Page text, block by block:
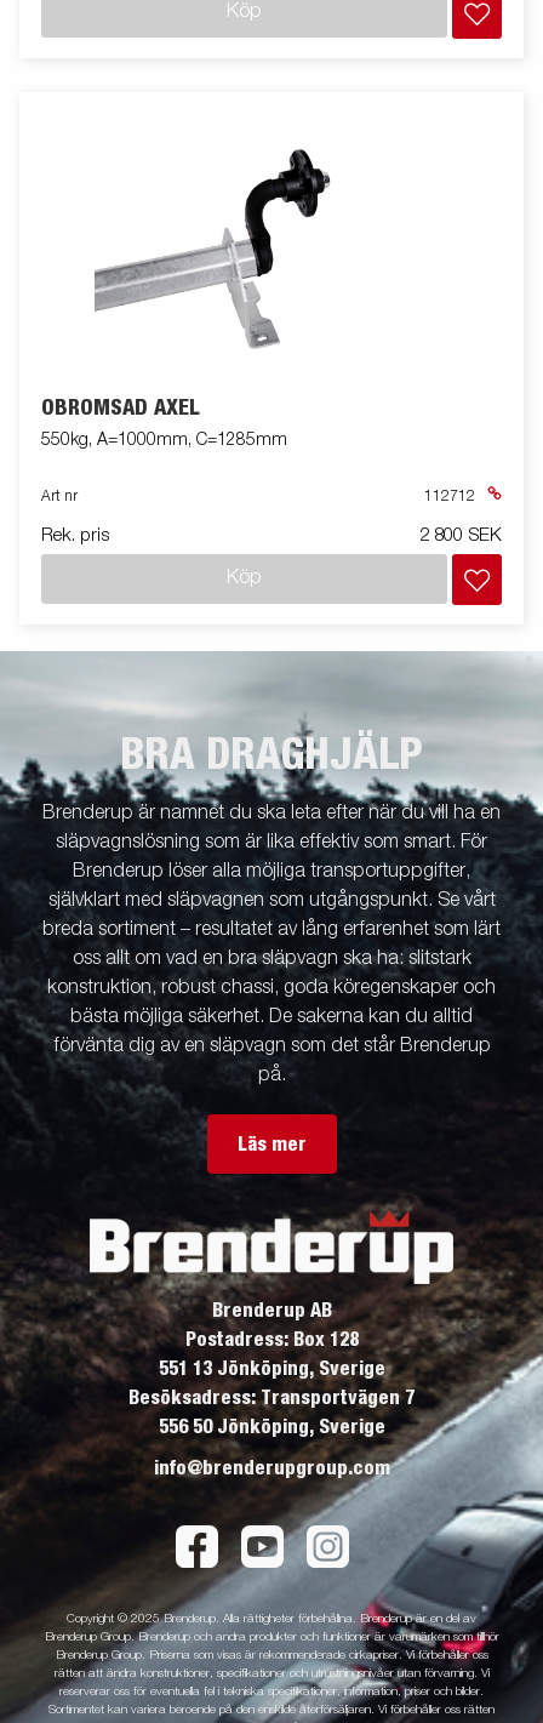
Köp
OBROMSAD AXEL
550kg, A=1000mm, C=1285mm
Art nr 112712
Rek. pris 2 800 SEK
Köp
BRA DRAGHJÄLP
Brenderup är namnet du ska leta efter när du vill ha en
släpvagnslösning som är lika effektiv som smart. För
Brenderup löser alla möjliga transportuppgifter,
självklart med släpvagnen som utgångspunkt. Se vårt
breda sortiment – resultatet av lång erfarenhet som lärt
oss allt om vad en bra släpvagn ska ha: slitstark
konstruktion, robust chassi, goda köregenskaper och
bästa möjliga säkerhet. De sakerna kan du alltid
förvänta dig av en släpvagn som det står Brenderup
på.
Läs mer
Brenderup AB
Postadress: Box 128
551 13 Jönköping, Sverige
Besöksadress: Transportvägen 7
556 50 Jönköping, Sverige
info@brenderupgroup.com
Copyright © 2025 Brenderup. Alla rättigheter förbehållna. Brenderup är en del av
Brenderup Group. Brenderup och andra produkter och funktioner är varumärken som tillhör
Brenderup Group. Priserna som visas är rekommenderade cirkapriser. Vi förbehåller oss
rätten att ändra konstruktioner, specifikationer och utrustningsnivåer utan förvarning. Vi
reserverar oss för eventuella fel i tekniska specifikationer, information, priser och bilder.
Sortimentet kan variera beroende på den enskilde återförsäljaren. Vi förbehåller oss rätten